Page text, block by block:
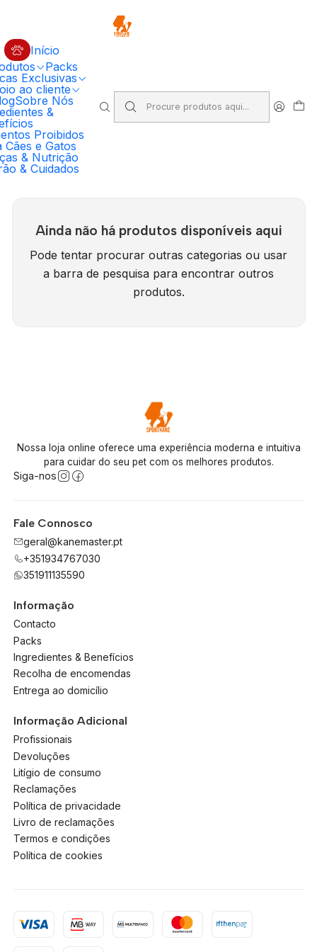
Início
Packs
Exclusivas
ao cliente
Sobre Nós
&
Proibidos
Cães e Gatos
& Nutrição
& Cuidados
🔥 5% DESCONTO EM COMPRAS SUPERIORES A 100€ EM RAÇÃO
PRIMORDIAL PARA CÃOCódigo: PRIMORDIAL5
Compre Agora
Ração Premium para Cães e Gatos | SportKane Loja Online
Biscoito para Cão
SNACK NATURAL PARA CÃES
Ainda não há produtos disponíveis aqui
Pode tentar procurar outras categorias ou usar
a barra de pesquisa para encontrar outros
produtos.
Nossa loja online oferece uma experiência moderna e intuitiva
para cuidar do seu pet com os melhores produtos.
Siga-nos
Fale Connosco
geral@kanemaster.pt
+351934767030
351911135590
Informação
Contacto
Packs
Ingredientes & Benefícios
Recolha de encomendas
Entrega ao domicílio
Informação Adicional
Profissionais
Devoluções
Litígio de consumo
Reclamações
Política de privacidade
Livro de reclamações
Termos e condições
Política de cookies